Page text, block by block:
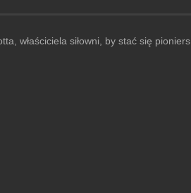
właściciela siłowni, by stać się